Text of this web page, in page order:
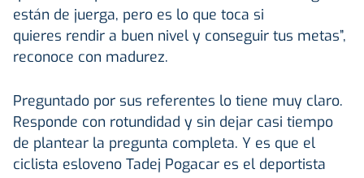
están de juerga, pero es lo que toca si
quieres rendir a buen nivel y conseguir tus metas”,
reconoce con madurez.
Preguntado por sus referentes lo tiene muy claro.
Responde con rotundidad y sin dejar casi tiempo
de plantear la pregunta completa. Y es que el
ciclista esloveno Tadej Pogacar es el deportista